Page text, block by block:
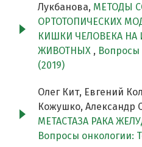
Лукбанова, МЕТОДЫ
ОРТОТОПИЧЕСКИХ
КИШКИ ЧЕЛОВЕКА
ЖИВОТНЫХ ,
(2019)
Олег Кит, Евгений
Кожушко, Александр
МЕТАСТАЗА РАКА
Вопросы онкологии: